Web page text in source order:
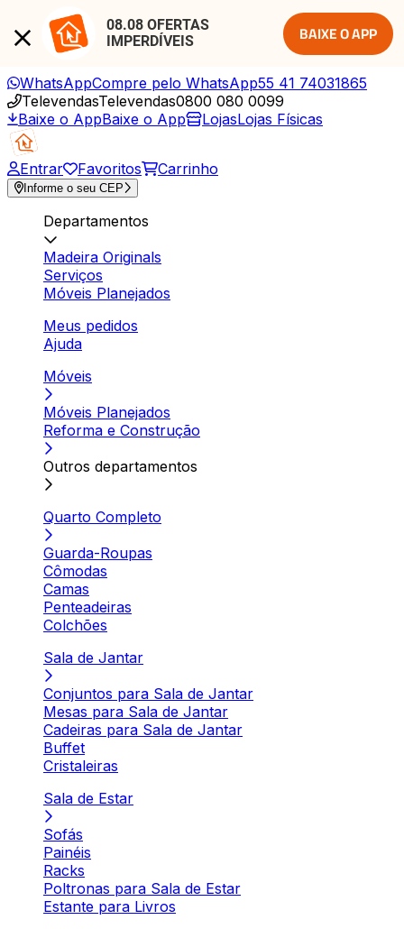
08.08 OFERTAS
IMPERDÍVEIS
BAIXE O APP
WhatsAppCompre pelo WhatsApp55 41 74031865
TelevendasTelevendas0800 080 0099
Baixe o AppBaixe o App LojasLojas Físicas
Entrar Favoritos Carrinho
Informe o seu CEP
Departamentos
Madeira Originals
Serviços
Móveis Planejados
Meus pedidos
Ajuda
Móveis
Móveis Planejados
Reforma e Construção
Outros departamentos
Quarto Completo
Guarda-Roupas
Cômodas
Camas
Penteadeiras
Colchões
Sala de Jantar
Conjuntos para Sala de Jantar
Mesas para Sala de Jantar
Cadeiras para Sala de Jantar
Buffet
Cristaleiras
Sala de Estar
Sofás
Painéis
Racks
Poltronas para Sala de Estar
Estante para Livros